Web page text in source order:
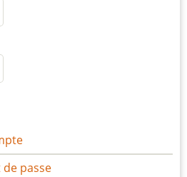
passe